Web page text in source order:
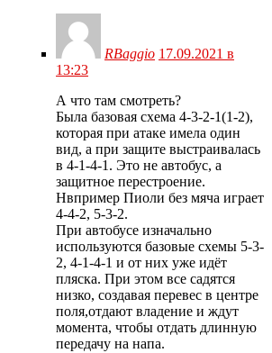
RBaggio 17.09.2021 в
13:23
А что там смотреть?
Была базовая схема 4-3-2-1(1-2),
которая при атаке имела один
вид, а при защите выстраивалась
в 4-1-4-1. Это не автобус, а
защитное перестроение.
Нвпример Пиоли без мяча играет
4-4-2, 5-3-2.
При автобусе изначально
используются базовые схемы 5-3-
2, 4-1-4-1 и от них уже идёт
пляска. При этом все садятся
низко, создавая перевес в центре
поля,отдают владение и ждут
момента, чтобы отдать длинную
передачу на напа.